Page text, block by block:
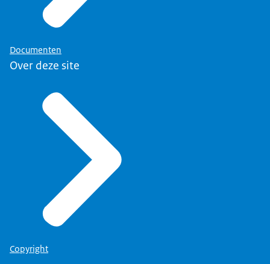
Documenten
Over deze site
Copyright